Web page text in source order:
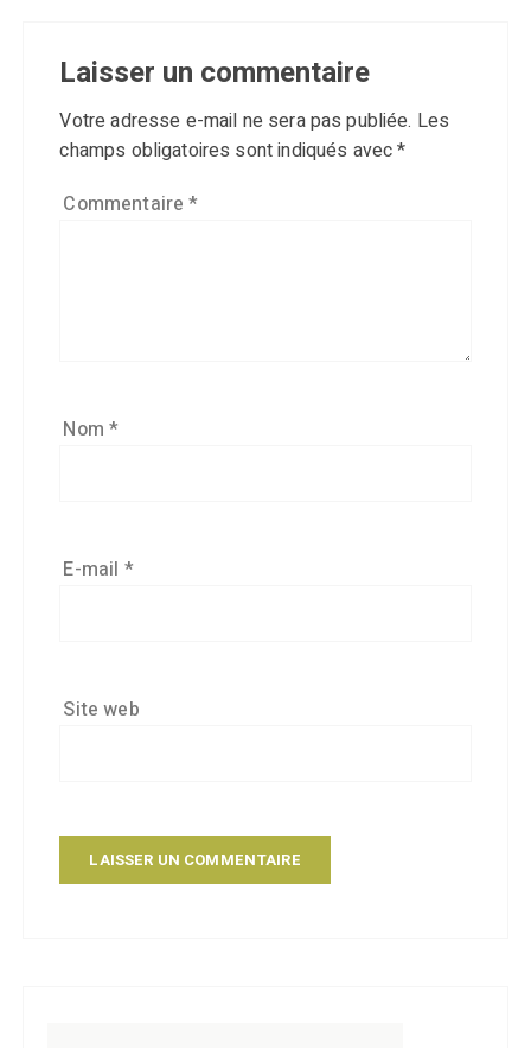
Laisser un commentaire
Votre adresse e-mail ne sera pas publiée. Les
champs obligatoires sont indiqués avec*
Commentaire*
Nom*
E-mail *
Site web